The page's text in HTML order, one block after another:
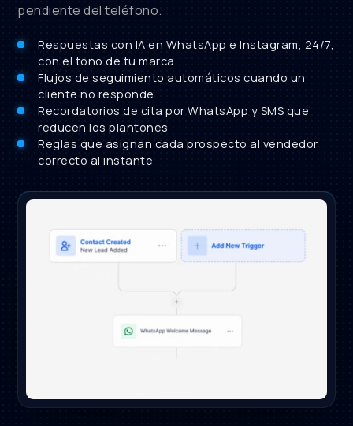
pendiente del teléfono.
Respuestas con IA en WhatsApp e Instagram, 24/7,
con el tono de tu marca
Flujos de seguimiento automáticos cuando un
cliente no responde
Recordatorios de cita por WhatsApp y SMS que
reducen los plantones
Reglas que asignan cada prospecto al vendedor
correcto al instante